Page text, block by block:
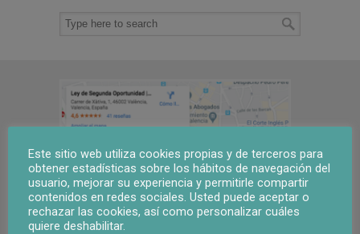
Este sitio web utiliza cookies propias y de terceros para
obtener estadísticas sobre los hábitos de navegación del
usuario, mejorar su experiencia y permitirle compartir
contenidos en redes sociales. Usted puede aceptar o
rechazar las cookies, así como personalizar cuáles
quiere deshabilitar.